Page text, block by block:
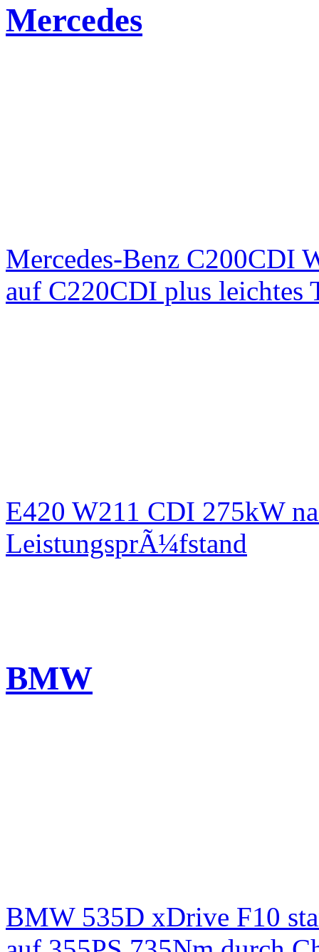
Mercedes
Mercedes-Benz C200CDI
auf C220CDI plus
E420 W211 CDI 275kW
LeistungsprÃ¼fstand
BMW
BMW 535D xDrive F10